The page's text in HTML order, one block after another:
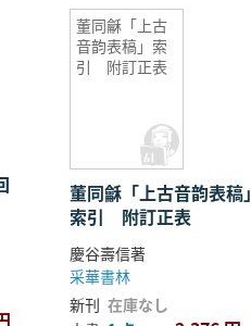
董同龢「上古
音韵表稿」索
引 附訂正表
董同龢「上古音韵表稿」
索引 附訂正表
慶谷壽信著
采華書林
新刊 在庫なし